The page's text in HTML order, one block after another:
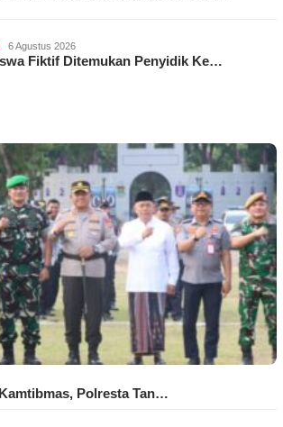
6 Agustus 2026
Fiktif Ditemukan Penyidik Ke…
Polresta Tan…